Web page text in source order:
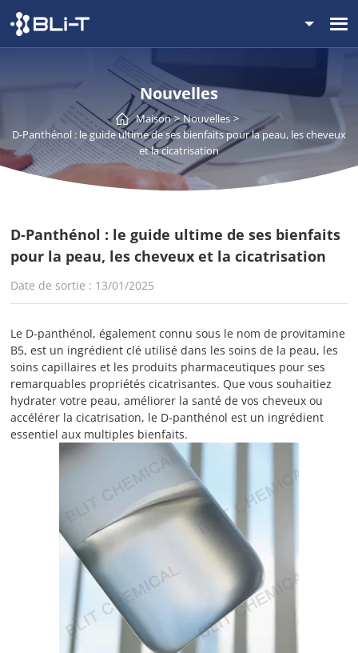
Nouvelles
Maison
Nouvelles
D-Panthénol : le guide ultime de ses bienfaits pour la peau, les cheveux
et la cicatrisation
D-Panthénol : le guide ultime de ses bienfaits
pour la peau, les cheveux et la cicatrisation
Date de sortie : 13/01/2025
Le D-panthénol, également connu sous le nom de provitamine
B5, est un ingrédient clé utilisé dans les soins de la peau, les
soins capillaires et les produits pharmaceutiques pour ses
remarquables propriétés cicatrisantes. Que vous souhaitiez
hydrater votre peau, améliorer la santé de vos cheveux ou
accélérer la cicatrisation, le D-panthénol est un ingrédient
essentiel aux multiples bienfaits.